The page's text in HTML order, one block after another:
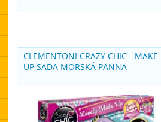
CLEMENTONI CRAZY CHIC - MAKE-
UP SADA MORSKÁ PANNA